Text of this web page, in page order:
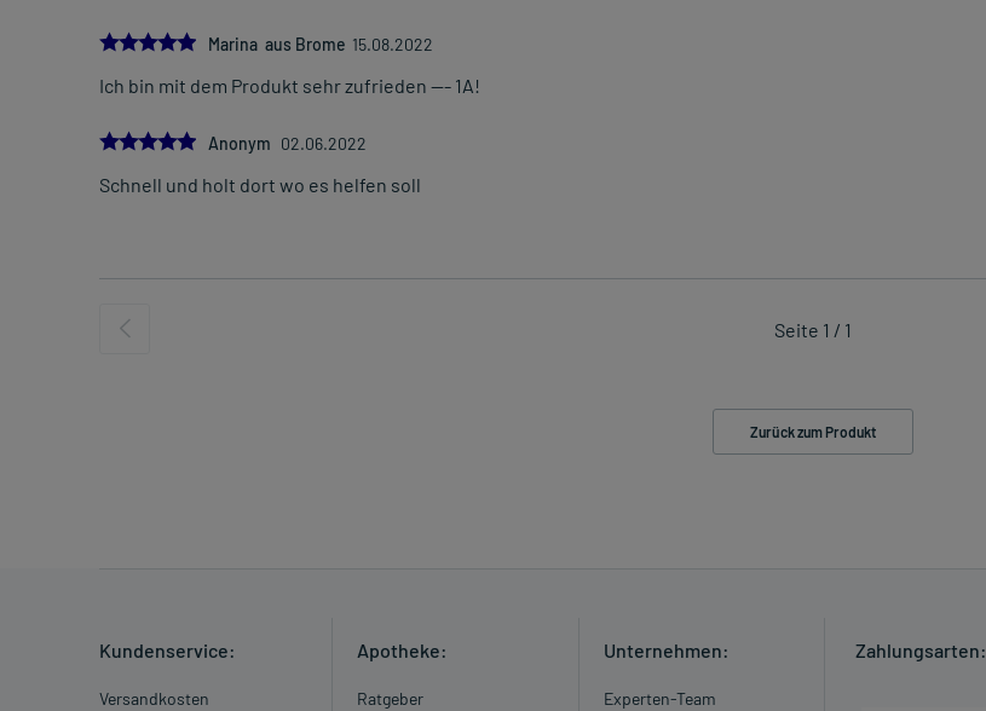
5.0
Marina aus Brome 15.08.2022
Ich bin mit dem Produkt sehr zufrieden --- 1A!
5.0
Anonym 02.06.2022
Schnell und holt dort wo es helfen soll
Seite 1 / 1
Zurück zum Produkt
Kundenservice:
Versandkosten
Apotheke:
Ratgeber
Unternehmen:
Experten-Team
Zahlungsarten: